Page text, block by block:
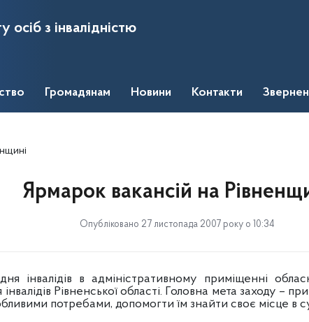
осіб з інвалідністю
Громадянам Новини Контакти
Ярмарок вакансій на
Опубліковано 27 листопада 2007 року о 10:34
інвалідів в адміністративному приміщенні
Рівненської області. Головна мета заходу –
потребами, допомогти їм знайти своє місце в